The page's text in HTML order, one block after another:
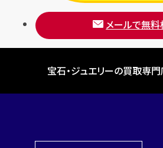
メールで無料
宝石・ジュエリーの買取専門